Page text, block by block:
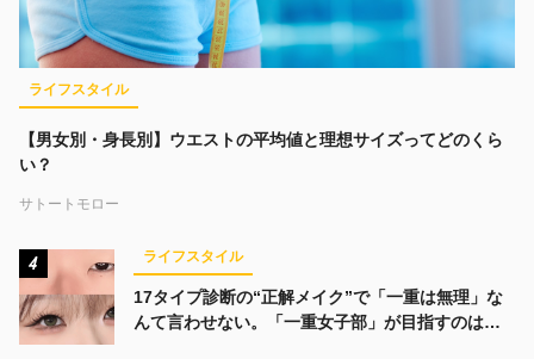
ライフスタイル
【男女別・身長別】ウエストの平均値と理想サイズってどのくら
い？
サトートモロー
4 ライフスタイル
17タイプ診断の“正解メイク”で「一重は無理」な
んて言わせない。「一重女子部」が目指すのは、